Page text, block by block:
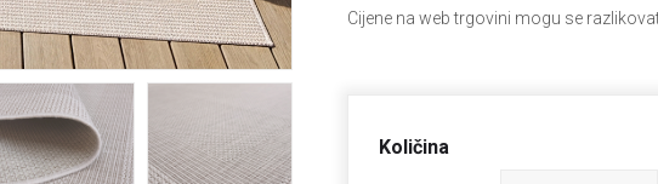
Cijene na web trgovini mogu se
Količina